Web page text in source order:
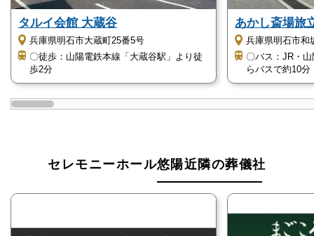
は、以下の通りです。
家族や親族だけでお見送りができる
選べる2つの家族葬プラン
家族葬は一般葬と同様に通夜や告別式等の儀式を2日
間にかけて執り行います。
セレモニーホール悠陽には、2つの家族葬プランがあ
いずれのプランも祭壇など葬儀に必要なものがピック
タルイ会館 大蔵谷
兵庫県明石市大蔵町25番5号
〇徒歩：山陽電鉄本線「大蔵谷駅」より徒
歩2分
あかし斎場旅
兵庫県明石市和
〇バス：JR・
らバスで約10分
セレモニーホール悠陽近隣の葬儀社